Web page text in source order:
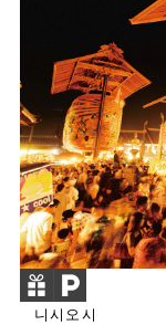
니시오시